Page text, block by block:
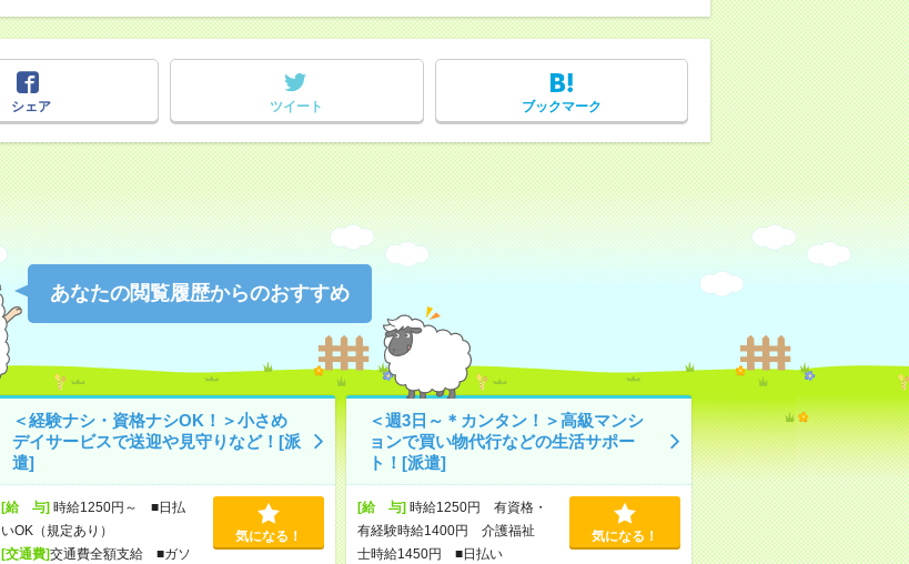
シェア
ツイート ブックマーク
あなたの閲覧履歴からのおすすめ
＜経験ナシ・資格ナシOK！＞小さめ
デイサービスで送迎や見守りなど！[派
遣]
[給 与]時給1250円～ ■日払
いOK（規定あり）
[交通費]交通費全額支給 ■ガソ
気になる！
＜週3日～＊カンタン！＞高級マンシ
ョンで買い物代行などの生活サポー
ト！[派遣]
[給 与]時給1250円 有資格・
有経験時給1400円 介護福祉
士時給1450円 ■日払い
気になる！